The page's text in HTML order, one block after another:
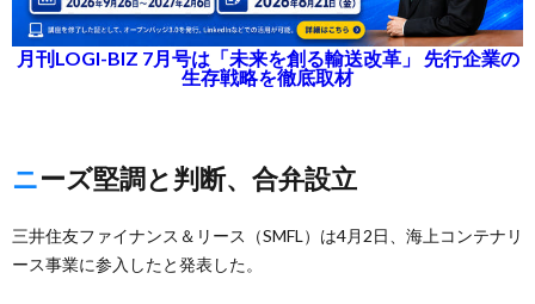
月刊LOGI-BIZ 7月号は「未来を創る輸送改革」 先行企業の
生存戦略を徹底取材
ニーズ堅調と判断、合弁設立
三井住友ファイナンス＆リース（SMFL）は4月2日、海上コンテナリ
ース事業に参入したと発表した。